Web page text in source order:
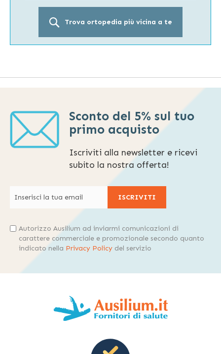
Trova ortopedia più vicina a te
Sconto del 5% sul tuo
primo acquisto
Iscriviti alla newsletter e ricevi
subito la nostra offerta!
ISCRIVITI
Autorizzo Ausilium ad inviarmi comunicazioni di
carattere commerciale e promozionale secondo quanto
indicato nella Privacy Policy del servizio